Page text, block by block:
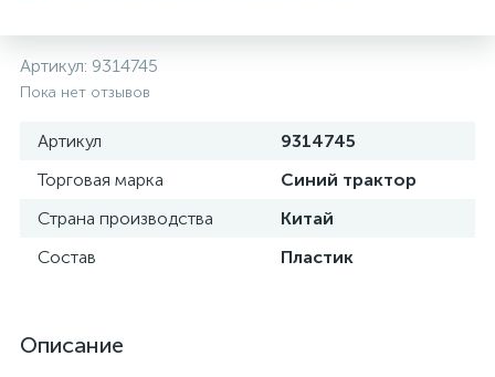
Артикул: 9314745
Пока нет отзывов
Артикул
9314745
Торговая марка
Синий трактор
Страна производства
Китай
Состав
Пластик
Описание